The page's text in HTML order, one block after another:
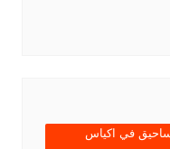
في اكياس